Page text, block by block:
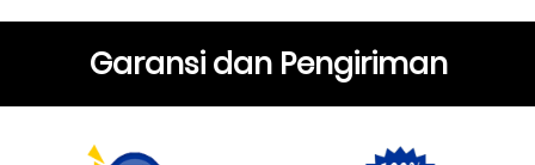
Garansi dan Pengiriman